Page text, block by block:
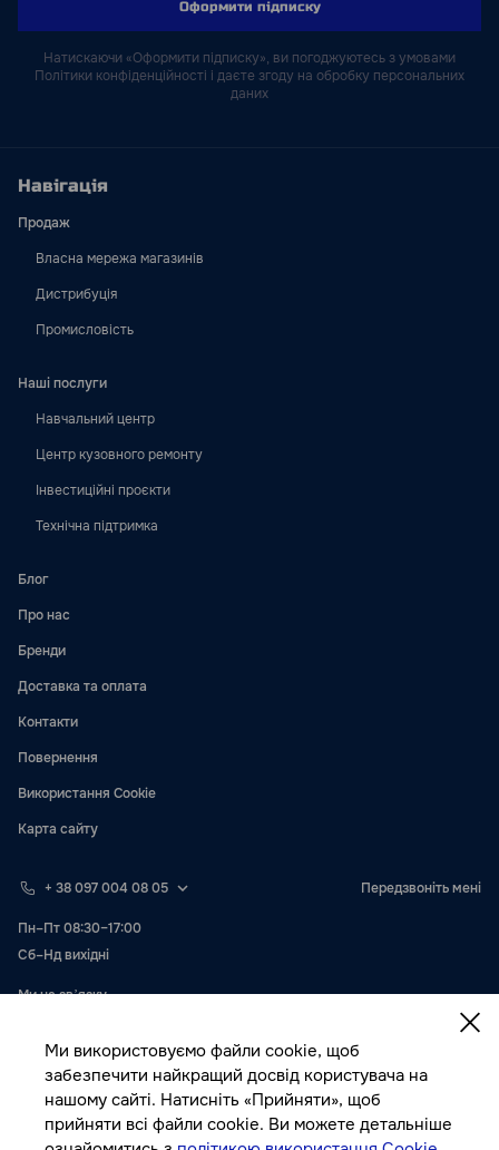
Оформити підписку
Натискаючи «Оформити підписку», ви погоджуютесь з умовами
Політики конфіденційності і даєте згоду на обробку персональних
даних
Навігація
Продаж
Власна мережа магазинів
Дистрибуція
Промисловість
Наші послуги
Навчальний центр
Центр кузовного ремонту
Інвестиційні проєкти
Технічна підтримка
Блог
Про нас
Бренди
Доставка та оплата
Контакти
Повернення
Використання Cookie
Карта сайту
+ 38 097 004 08 05 Передзвоніть мені
Пн–Пт 08:30–17:00
Сб–Нд вихідні
Ми на звʼязку
Ми використовуємо файли cookie, щоб
забезпечити найкращий досвід користувача на
нашому сайті. Натисніть «Прийняти», щоб
прийняти всі файли cookie. Ви можете детальніше